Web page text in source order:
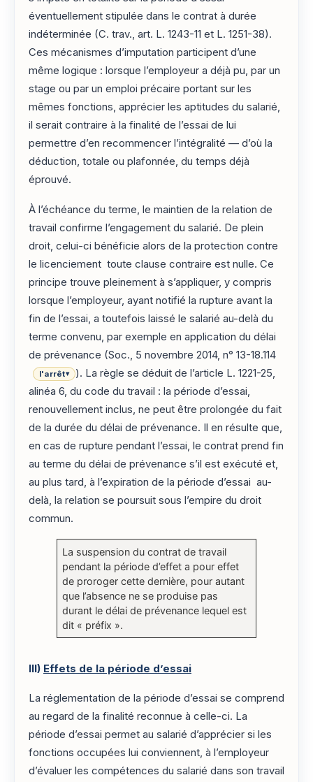
éventuellement stipulée dans le contrat à durée
indéterminée (C. trav., art. L. 1243-11 et L. 1251-38).
Ces mécanismes d’imputation participent d’une
même logique : lorsque l’employeur a déjà pu, par un
stage ou par un emploi précaire portant sur les
mêmes fonctions, apprécier les aptitudes du salarié,
il serait contraire à la finalité de l’essai de lui
permettre d’en recommencer l’intégralité — d’où la
déduction, totale ou plafonnée, du temps déjà
éprouvé.
À l’échéance du terme, le maintien de la relation de
travail confirme l’engagement du salarié. De plein
droit, celui-ci bénéficie alors de la protection contre
le licenciement toute clause contraire est nulle. Ce
principe trouve pleinement à s’appliquer, y compris
lorsque l’employeur, ayant notifié la rupture avant la
fin de l’essai, a toutefois laissé le salarié au-delà du
terme convenu, par exemple en application du délai
de prévenance (Soc., 5 novembre 2014, n° 13-18.114
l'arrêt▾
). La règle se déduit de l’article L. 1221-25,
alinéa 6, du code du travail : la période d’essai,
renouvellement inclus, ne peut être prolongée du fait
de la durée du délai de prévenance. Il en résulte que,
en cas de rupture pendant l’essai, le contrat prend fin
au terme du délai de prévenance s’il est exécuté et,
au plus tard, à l’expiration de la période d’essai au-
delà, la relation se poursuit sous l’empire du droit
commun.
La suspension du contrat de travail
pendant la période d’effet a pour effet
de proroger cette dernière, pour autant
que l’absence ne se produise pas
durant le délai de prévenance lequel est
dit « préfix ».
III) Effets de la période d’essai
La réglementation de la période d’essai se comprend
au regard de la finalité reconnue à celle-ci. La
période d’essai permet au salarié d’apprécier si les
fonctions occupées lui conviennent, à l’employeur
d’évaluer les compétences du salarié dans son travail